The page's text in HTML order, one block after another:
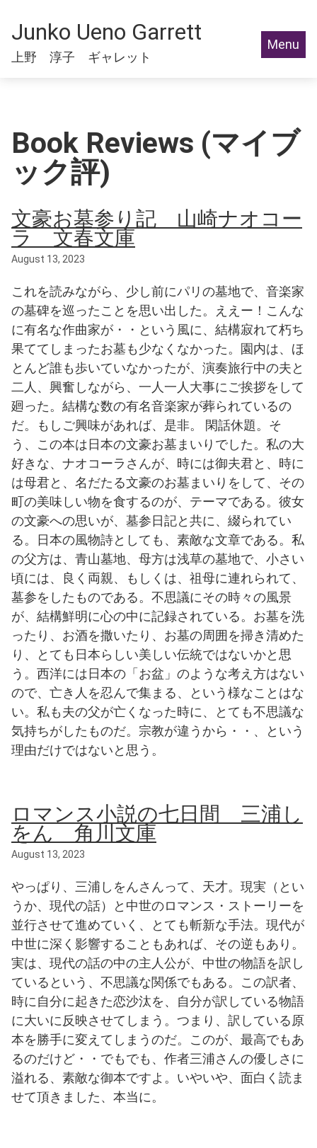
Junko Ueno Garrett
上野 淳子 ギャレット
Menu
Book Reviews (マイブ
ック評)
文豪お墓参り記 山崎ナオコー
ラ 文春文庫
August 13, 2023
これを読みながら、少し前にパリの墓地で、音楽家
の墓碑を巡ったことを思い出した。ええー！こんな
に有名な作曲家が・・という風に、結構寂れて朽ち
果ててしまったお墓も少なくなかった。園内は、ほ
とんど誰も歩いていなかったが、演奏旅行中の夫と
二人、興奮しながら、一人一人大事にご挨拶をして
廻った。結構な数の有名音楽家が葬られているの
だ。もしご興味があれば、是非。 閑話休題。そ
う、この本は日本の文豪お墓まいりでした。私の大
好きな、ナオコーラさんが、時には御夫君と、時に
は母君と、名だたる文豪のお墓まいりをして、その
町の美味しい物を食するのが、テーマである。彼女
の文豪への思いが、墓参日記と共に、綴られてい
る。日本の風物詩としても、素敵な文章である。私
の父方は、青山墓地、母方は浅草の墓地で、小さい
頃には、良く両親、もしくは、祖母に連れられて、
墓参をしたものである。不思議にその時々の風景
が、結構鮮明に心の中に記録されている。お墓を洗
ったり、お酒を撒いたり、お墓の周囲を掃き清めた
り、とても日本らしい美しい伝統ではないかと思
う。西洋には日本の「お盆」のような考え方はない
ので、亡き人を忍んで集まる、という様なことはな
い。私も夫の父が亡くなった時に、とても不思議な
気持ちがしたものだ。宗教が違うから・・、という
理由だけではないと思う。
ロマンス小説の七日間 三浦し
をん 角川文庫
August 13, 2023
やっぱり、三浦しをんさんって、天才。現実（とい
うか、現代の話）と中世のロマンス・ストーリーを
並行させて進めていく、とても斬新な手法。現代が
中世に深く影響することもあれば、その逆もあり。
実は、現代の話の中の主人公が、中世の物語を訳し
ているという、不思議な関係でもある。この訳者、
時に自分に起きた恋沙汰を、自分が訳している物語
に大いに反映させてしまう。つまり、訳している原
本を勝手に変えてしまうのだ。このが、最高でもあ
るのだけど・・でもでも、作者三浦さんの優しさに
溢れる、素敵な御本ですよ。いやいや、面白く読ま
せて頂きました、本当に。